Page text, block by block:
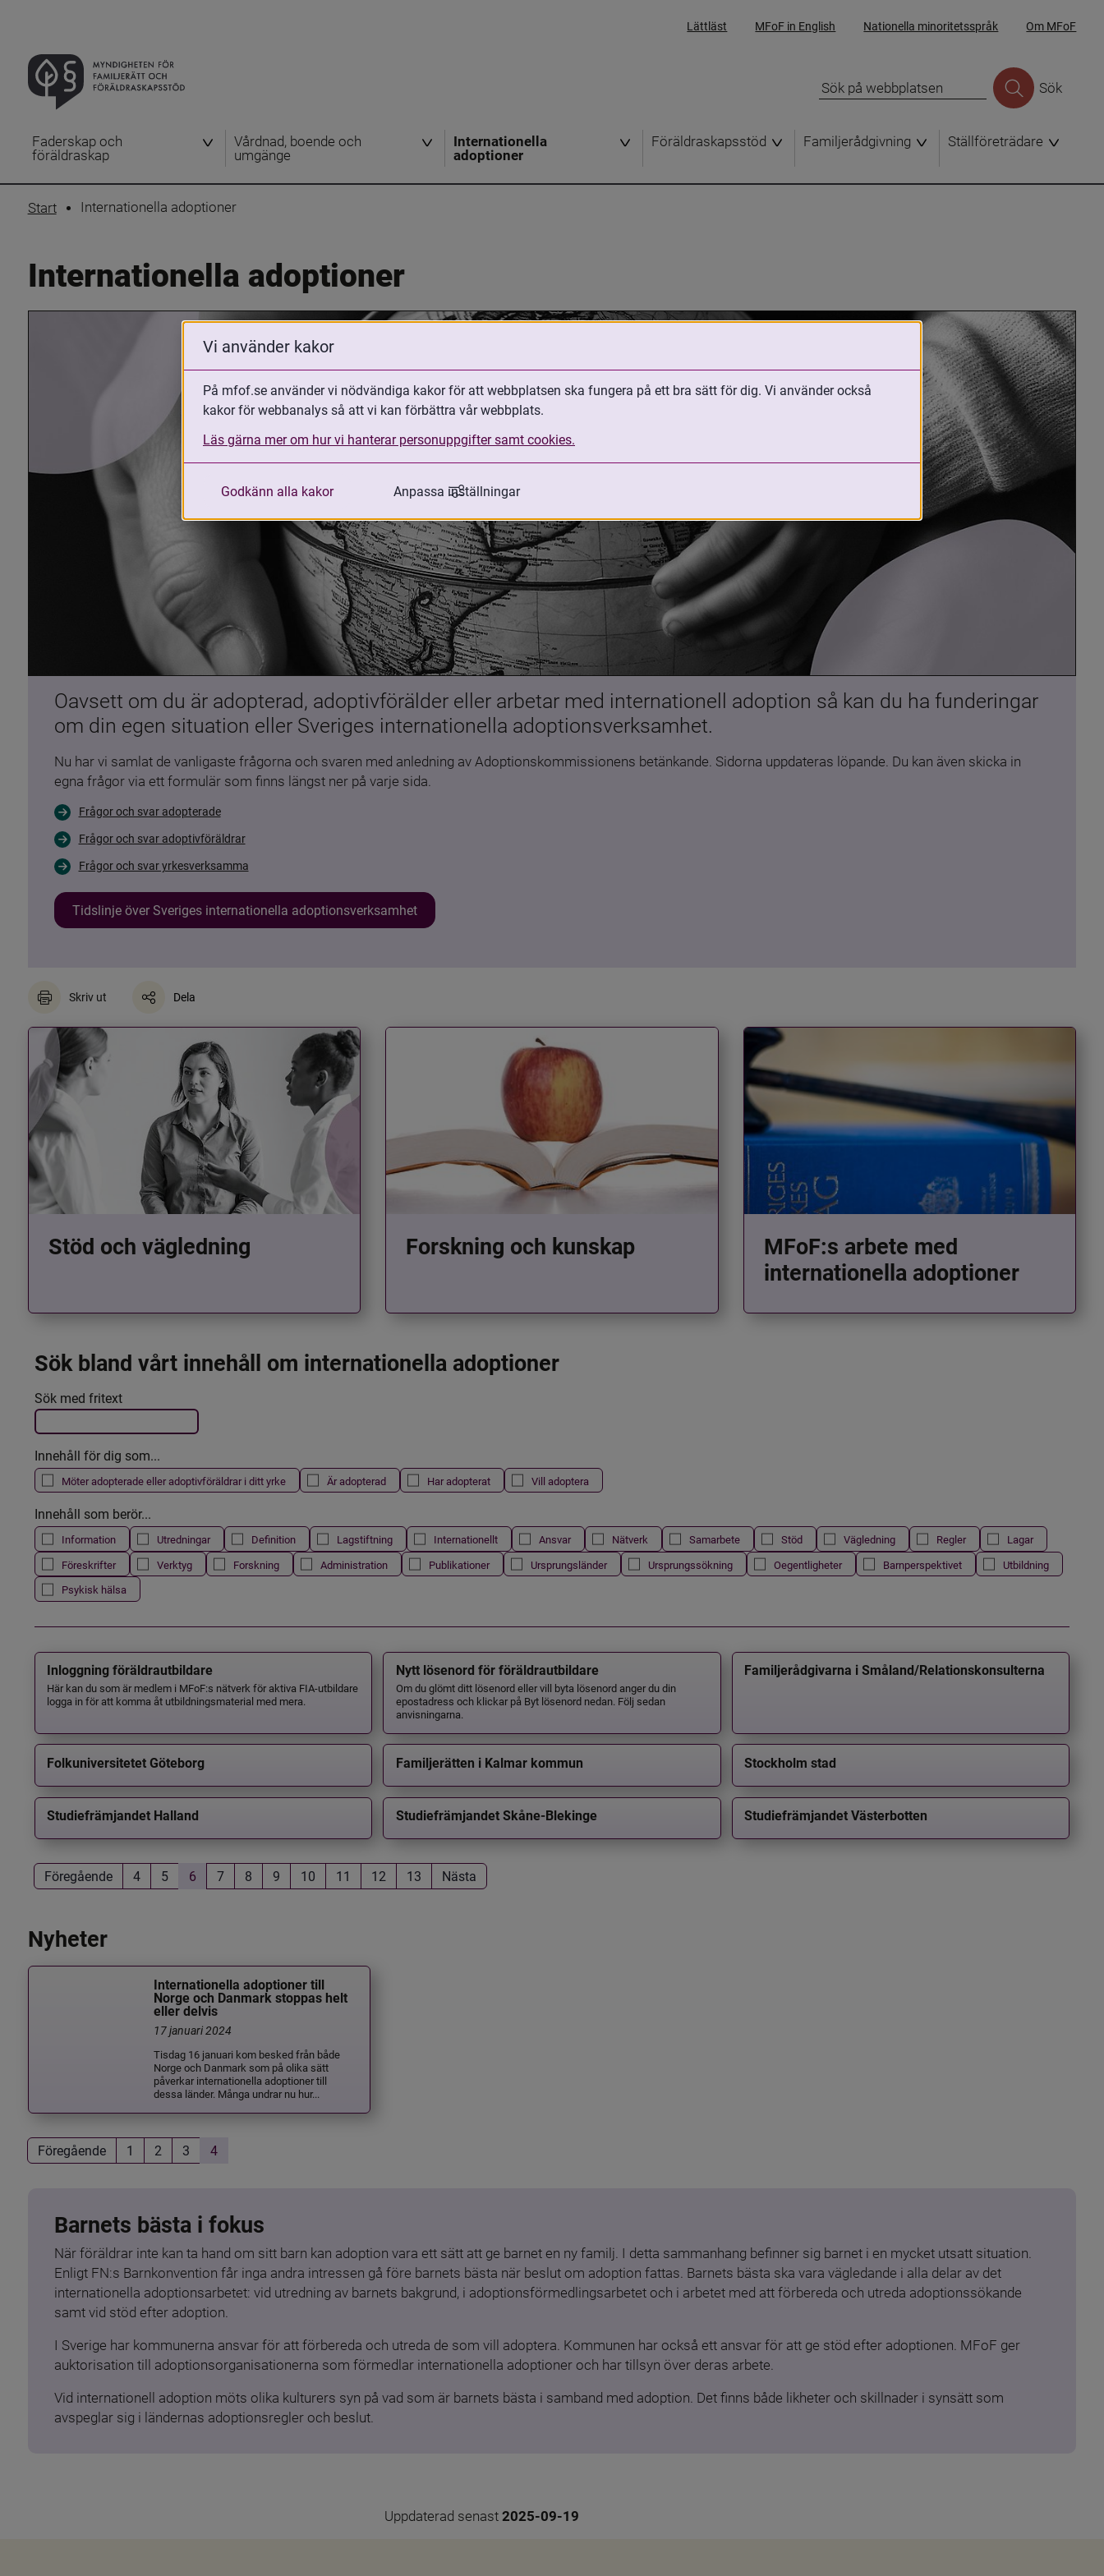
Lättläst MFoF in English Nationella minoritetsspråk Om MFoF
Sök
Faderskap och
föräldraskap
Vårdnad, boende och
umgänge
Internationella
adoptioner
Föräldraskapsstöd Familjerådgivning Ställföreträdare
Start Internationella adoptioner
Internationella adoptioner
Oavsett om du är adopterad, adoptivförälder eller arbetar med internationell adoption så kan du ha funderingar
om din egen situation eller Sveriges internationella adoptionsverksamhet.
Nu har vi samlat de vanligaste frågorna och svaren med anledning av Adoptionskommissionens betänkande. Sidorna uppdateras löpande. Du kan även skicka in
egna frågor via ett formulär som finns längst ner på varje sida.
Frågor och svar adopterade
Frågor och svar adoptivföräldrar
Frågor och svar yrkesverksamma
Tidslinje över Sveriges internationella adoptionsverksamhet
Skriv ut Dela
Stöd och vägledning Forskning och kunskap
MFoF:s arbete med
internationella adoptioner
Sök bland vårt innehåll om internationella adoptioner
Filtrera resultatet
Det här formuläret postas automatiskt
Sök med fritext
Innehåll för dig som...
Möter adopterade eller adoptivföräldrar i ditt yrke Är adopterad Har adopterat Vill adoptera
Innehåll som berör...
Information Utredningar Definition Lagstiftning Internationellt Ansvar Nätverk Samarbete Stöd Vägledning Regler
Lagar
Föreskrifter
Verktyg Forskning Administration Publikationer Ursprungsländer Ursprungssökning Oegentligheter Barnperspektivet
Utbildning
Psykisk hälsa
Inloggning föräldrautbildare
Här kan du som är medlem i MFoF:s nätverk för aktiva FIA-utbildare
logga in för att komma åt utbildningsmaterial med mera.
Nytt lösenord för föräldrautbildare
Om du glömt ditt lösenord eller vill byta lösenord anger du din
epostadress och klickar på Byt lösenord nedan. Följ sedan
anvisningarna.
Familjerådgivarna i Småland/Relationskonsulterna
Folkuniversitetet Göteborg Familjerätten i Kalmar kommun Stockholm stad
Studiefrämjandet Halland Studiefrämjandet Skåne-Blekinge Studiefrämjandet Västerbotten
Föregående 4 5 6 7 8 9 10 11 12 13 Nästa
Nyheter
Internationella adoptioner till
Norge och Danmark stoppas helt
eller delvis
17 januari 2024
Tisdag 16 januari kom besked från både
Norge och Danmark som på olika sätt
påverkar internationella adoptioner till
dessa länder. Många undrar nu hur...
Föregående 1 2 3 4
Barnets bästa i fokus
När föräldrar inte kan ta hand om sitt barn kan adoption vara ett sätt att ge barnet en ny familj. I detta sammanhang befinner sig barnet i en mycket utsatt situation.
Enligt FN:s Barnkonvention får inga andra intressen gå före barnets bästa när beslut om adoption fattas. Barnets bästa ska vara vägledande i alla delar av det
internationella adoptionsarbetet: vid utredning av barnets bakgrund, i adoptionsförmedlingsarbetet och i arbetet med att förbereda och utreda adoptionssökande
samt vid stöd efter adoption.
I Sverige har kommunerna ansvar för att förbereda och utreda de som vill adoptera. Kommunen har också ett ansvar för att ge stöd efter adoptionen. MFoF ger
auktorisation till adoptionsorganisationerna som förmedlar internationella adoptioner och har tillsyn över deras arbete.
Vid internationell adoption möts olika kulturers syn på vad som är barnets bästa i samband med adoption. Det finns både likheter och skillnader i synsätt som
avspeglar sig i ländernas adoptionsregler och beslut.
Uppdaterad senast 2025-09-19
Vi använder kakor
På mfof.se använder vi nödvändiga kakor för att webbplatsen ska fungera på ett bra sätt för dig. Vi använder också
kakor för webbanalys så att vi kan förbättra vår webbplats.
Läs gärna mer om hur vi hanterar personuppgifter samt cookies.
Godkänn alla kakor Anpassa inställningar